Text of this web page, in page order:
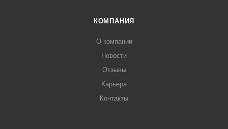
КОМПАНИЯ
О компании
Новости
Отзывы
Карьера
Контакты